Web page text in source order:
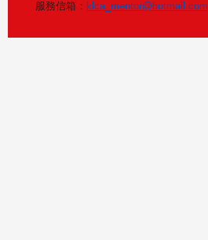
服務信箱： klca_mentor@hotmail.com